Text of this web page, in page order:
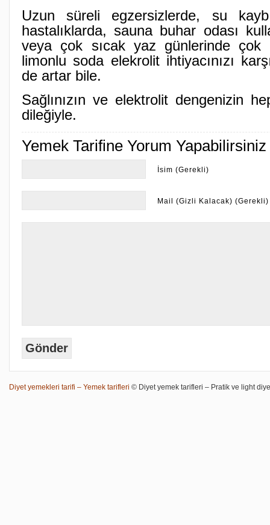
Uzun süreli egzersizlerde, su
hastalıklarda, sauna buhar odası
veya çok sıcak yaz günlerinde çok
limonlu soda elekrolit ihtiyacınızı
de artar bile.
Sağlınızın ve elektrolit dengenizin
dileğiyle.
Yemek Tarifine Yorum Yapabilirsiniz
İsim (Gerekli)
Mail (Gizli Kalacak) (Gerekli)
Diyet yemekleri tarifi – Yemek tarifleri © Diyet yemek tarifleri – Pratik ve light